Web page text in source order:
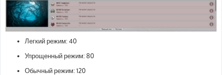
Легкий режим: 40
Упрощенный режим: 80
Обычный режим: 120